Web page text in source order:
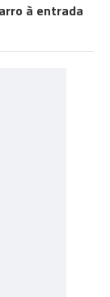
à entrada